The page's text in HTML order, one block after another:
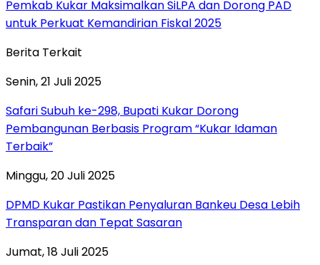
Pemkab Kukar Maksimalkan SiLPA dan Dorong PAD
untuk Perkuat Kemandirian Fiskal 2025
Berita Terkait
Senin, 21 Juli 2025
Safari Subuh ke-298, Bupati Kukar Dorong
Pembangunan Berbasis Program “Kukar Idaman
Terbaik”
Minggu, 20 Juli 2025
DPMD Kukar Pastikan Penyaluran Bankeu Desa Lebih
Transparan dan Tepat Sasaran
Jumat, 18 Juli 2025